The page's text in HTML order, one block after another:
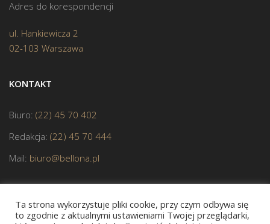
Adres do korespondencji
ul. Hankiewicza 2
02-103 Warszawa
KONTAKT
Biuro: (22) 45 70 402
Redakcja: (22) 45 70 444
Mail: biuro@bellona.pl
Ta strona wykorzystuje pliki cookie, przy czym odbywa się
to zgodnie z aktualnymi ustawieniami Twojej przeglądarki,